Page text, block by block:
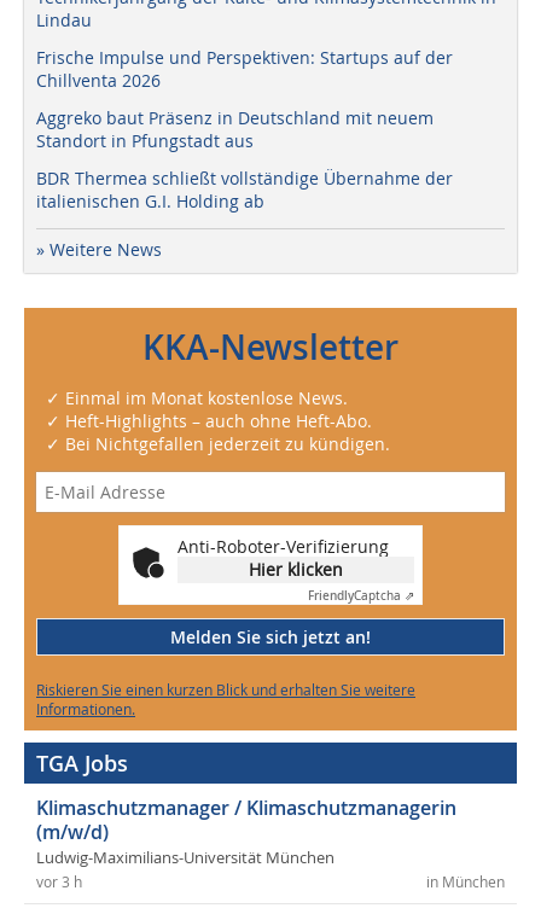
Lindau
Frische Impulse und Perspektiven: Startups auf der
Chillventa 2026
Aggreko baut Präsenz in Deutschland mit neuem
Standort in Pfungstadt aus
BDR Thermea schließt vollständige Übernahme der
italienischen G.I. Holding ab
» Weitere News
KKA-Newsletter
✓ Einmal im Monat kostenlose News.
✓ Heft-Highlights – auch ohne Heft-Abo.
✓ Bei Nichtgefallen jederzeit zu kündigen.
Anti-Roboter-Verifizierung
Hier klicken
FriendlyCaptcha ⇗
Melden Sie sich jetzt an!
Riskieren Sie einen kurzen Blick und erhalten Sie weitere
Informationen.
TGA Jobs
Klimaschutzmanager / Klimaschutzmanagerin
(m/w/d)
Ludwig-Maximilians-Universität München
in München
vor 3 h